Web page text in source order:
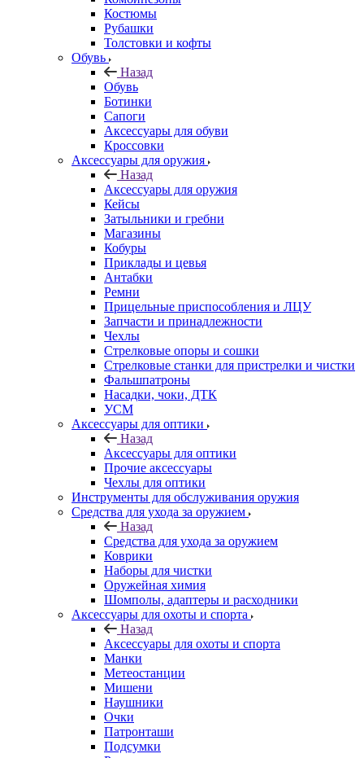
Костюмы
Рубашки
Толстовки и кофты
Обувь
Назад
Обувь
Ботинки
Сапоги
Аксессуары для обуви
Кроссовки
Аксессуары для оружия
Назад
Аксессуары для оружия
Кейсы
Затыльники и гребни
Магазины
Кобуры
Приклады и цевья
Антабки
Ремни
Прицельные приспособления и ЛЦУ
Запчасти и принадлежности
Чехлы
Стрелковые опоры и сошки
Стрелковые станки для пристрелки и чистки
Фальшпатроны
Насадки, чоки, ДТК
УСМ
Аксессуары для оптики
Назад
Аксессуары для оптики
Прочие аксессуары
Чехлы для оптики
Инструменты для обслуживания оружия
Средства для ухода за оружием
Назад
Средства для ухода за оружием
Коврики
Наборы для чистки
Оружейная химия
Шомполы, адаптеры и расходники
Аксессуары для охоты и спорта
Назад
Аксессуары для охоты и спорта
Манки
Метеостанции
Мишени
Наушники
Очки
Патронташи
Подсумки